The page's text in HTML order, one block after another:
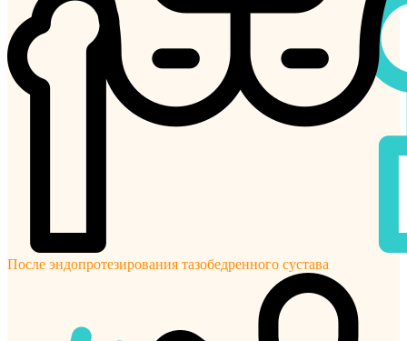
После эндопротезирования тазобедренного сустава